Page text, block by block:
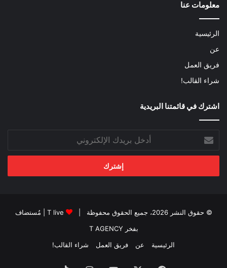
معلومات عنا
الرئيسية
عن
فريق العمل
شراء القالب!
اشترك في قائمتنا البريدية
بريدك
الإلكتروني
© حقوق النشر 2026، جميع الحقوق محفوظة | T live | مُستضاف
بفخر T AGENCY
الرئيسية
عن فريق العمل شراء القالب!